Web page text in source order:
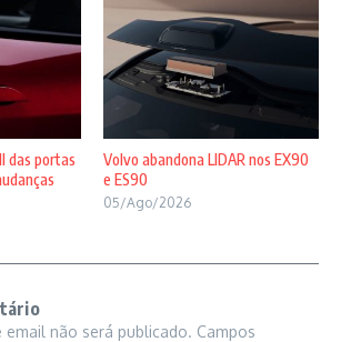
das portas
Volvo abandona LIDAR nos EX90
e ES90
05/Ago/2026
email não será publicado. Campos